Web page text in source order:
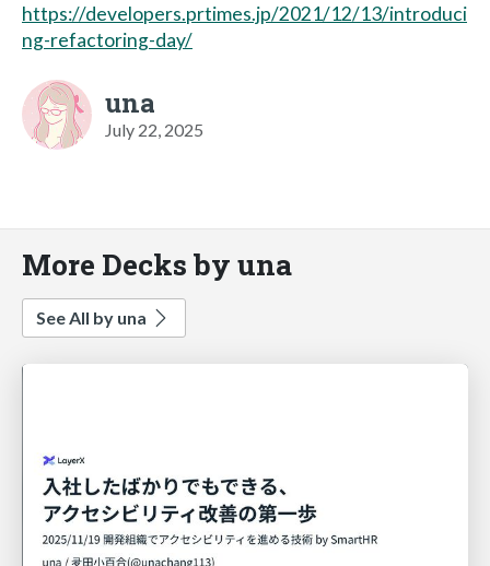
https://developers.prtimes.jp/2021/12/13/introduci
ng-refactoring-day/
una
July 22, 2025
More Decks by una
See All by una